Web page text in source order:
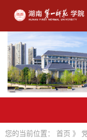
您的当前位置： 首页 》